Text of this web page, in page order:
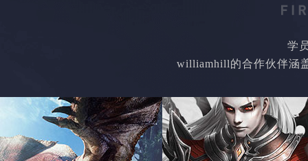
学
williamhill的合作伙伴涵